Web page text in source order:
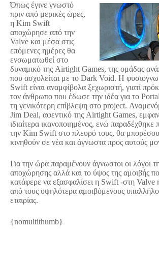
Όπως έγινε γνωστό
πριν από μερικές ώρες,
η Kim Swift
αποχώρησε από την
Valve και μέσα στις
επόμενες ημέρες θα
ενσωματωθεί στο
δυναμικό της Airtight Games, της ομάδας
που ασχολείται με το Dark Void. Η
Swift είναι αναμφίβολα ξεχωριστή, γιατί
τον άνθρωπο που έδωσε την ιδέα για το Portal
τη γενικότερη επίβλεψη στο project.
Jim Deal, αφεντικό της Airtight Games,
ιδιαίτερα ικανοποιημένος, ενώ παραδέχθηκε
την Kim Swift στο πλευρό τους, θα
κινηθούν σε νέα και άγνωστα προς αυτούς
Για την ώρα παραμένουν άγνωστοι οι λόγοι
αποχώρησης αλλά και το ύψος της αμοιβής
κατάφερε να εξασφαλίσει η Swift -στη Valve
από τους υψηλότερα αμοιβόμενους
εταιρίας.
{nomultithumb}